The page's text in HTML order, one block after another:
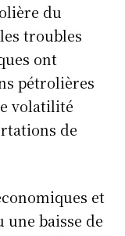
du
troubles
ont
pétrolières
volatilité
de
et
baisse de